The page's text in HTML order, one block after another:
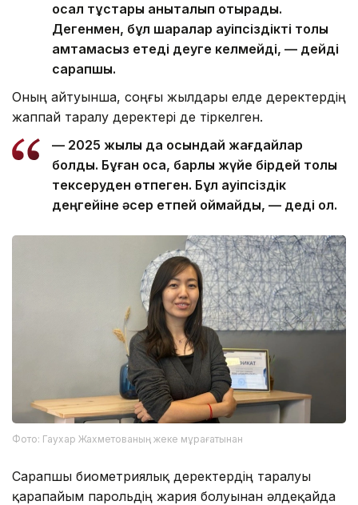
осал тұстары анықталып отырады.
Дегенмен, бұл шаралар қауіпсіздікті толық
қамтамасыз етеді деуге келмейді, — дейді
сарапшы.
Оның айтуынша, соңғы жылдары елде деректердің
жаппай таралу деректері де тіркелген.
— 2025 жылы да осындай жағдайлар
болды. Бұған қоса, барлық жүйе бірдей толық
тексеруден өтпеген. Бұл қауіпсіздік
деңгейіне әсер етпей қоймайды, — деді ол.
Фото: Гаухар Жахметованың жеке мұрағатынан
Сарапшы биометриялық деректердің таралуы
қарапайым парольдің жария болуынан әлдеқайда